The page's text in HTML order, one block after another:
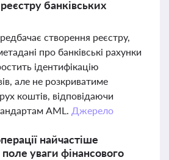
банківських
створення реєстру,
про банківські рахунки
ідентифікацію
але не розкриватиме
коштів, відповідаючи
AML. Джерело
найчастіше
уваги фінансового